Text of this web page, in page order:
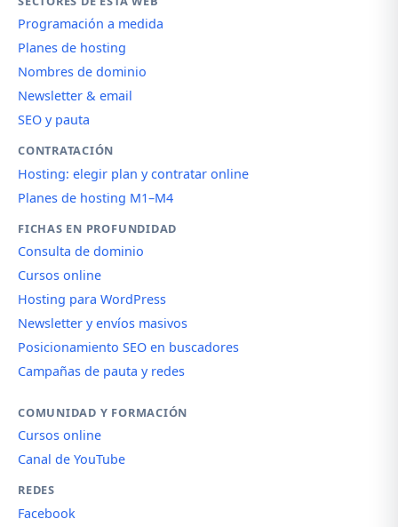
Programación a medida
Planes de hosting
Nombres de dominio
Newsletter & email
SEO y pauta
CONTRATACIÓN
Hosting: elegir plan y contratar online
Planes de hosting M1–M4
FICHAS EN PROFUNDIDAD
Consulta de dominio
Cursos online
Hosting para WordPress
Newsletter y envíos masivos
Posicionamiento SEO en buscadores
Campañas de pauta y redes
COMUNIDAD Y FORMACIÓN
Cursos online
Canal de YouTube
REDES
Facebook